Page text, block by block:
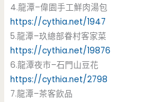
4.龍潭–偉園手工鮮肉湯包
https://cythia.net/1947
5.龍潭–玖總部眷村客家菜
https://cythia.net/19876
6.龍潭夜市–石門山豆花
https://cythia.net/2798
7.龍潭–茶客飲品